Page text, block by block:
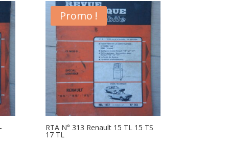
8,00 €.5,00 €.
Promo !
RTA N° 313 Renault 15 TL 15 TS
17 TL